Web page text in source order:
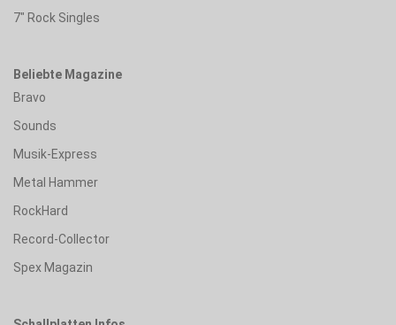
7" Rock Singles
Beliebte Magazine
Bravo
Sounds
Musik-Express
Metal Hammer
RockHard
Record-Collector
Spex Magazin